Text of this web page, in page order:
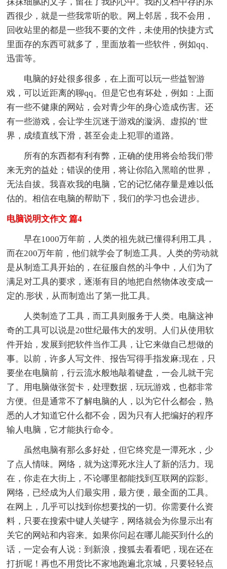
西很少，就是一些我常听的歌。网上邻居，我不会用，
回收站里的都是一些我不要的文件，未使用的快捷方式
里面存的东西可就多了，里面放着一些软件，例如qq、
迅雷等。
电脑的好处很多很多，在上面可以玩一些益智游
戏，可以近距离的聊qq。但是它也有坏处，例如：上面
有一些不健康的网站，会对青少年的身心造成伤害。还
有一些游戏，会让学生沉迷于游戏的漩涡、虚拟的`世
界，成绩直线下滑，甚至会走上犯罪的道路。
所有的东西都有利有弊，正确的使用将会给我们带
来无穷的益处；错误的使用，将让你陷入黑暗的世界，
无法自拔。我喜欢我的电脑，它的记忆储存量是难以低
估的。相信在电脑的帮助下，我们的学习也会进步。
电脑说明文作文 篇4
早在1000万年前，人类的祖先就已懂得利用工具，
而在200万年前，他们就学会了制造工具。人类的劳动就
是从制造工具开始的，在征服自然的斗争中，人们为了
满足对工具的要求，逐渐有目的地把自然物体改变成一
定的.形状，从而制造出了第一批工具。
人类制造了工具，而工具则服务于人类。电脑这神
奇的工具可以说是20世纪最伟大的发明。人们从使用软
件开始，发展到把软件当作工具，让它来做自己想做的
事。以前，许多人写文件、报告写得手指发麻;现在，只
要坐在电脑前，行云流水般地敲着键盘，一会儿就干完
了。用电脑做张贺卡，处理数据，玩玩游戏，也都非常
方便。但是通常不了解电脑的人，以为它什么都会，熟
悉的人才知道它什么都不会，因为只有人把编好的程序
输人电脑，它才能执行命令。
虽然电脑有那么多好处，但它终究是一潭死水，少
了点人情味。网络，就为这潭死水注人了新的活力。现
在，你走在大街上，不论哪里都能找到互联网的踪影。
网络，已经成为人们最实用，最方便，最全面的工具。
在网上，几乎可以找到你想要找的一切。你需要什么资
料，只要在搜索中键人关键字，网络就会为你显示出有
关它的网站和内容来。如果你问起在哪儿能买到什么的
话，一定会有人说：到新浪，搜狐去看看吧，现在还在
打折呢！再也不用货比不家地跑遍北京城，只要轻轻点